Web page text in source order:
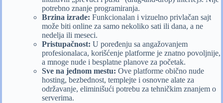
potrebno znanje programiranja.
Brzina izrade: Funkcionalan i vizuelno privlačan sajt
može biti online za samo nekoliko sati ili dana, a ne
nedelja ili meseci.
Pristupačnost: U poređenju sa angažovanjem
profesionalaca, korišćenje platforme je znatno povoljnije,
a mnoge nude i besplatne planove za početak.
Sve na jednom mestu: Ove platforme obično nude
hosting, bezbednost, templejte i osnovne alate za
održavanje, eliminišući potrebu za tehničkim znanjem o
serverima.